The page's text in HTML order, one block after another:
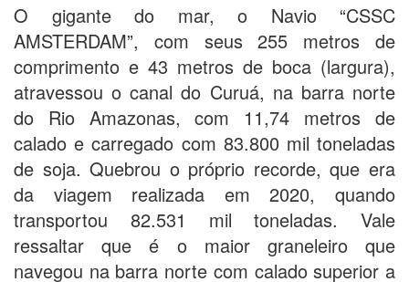
O gigante do mar, o Navio “CSSC
AMSTERDAM”, com seus 255 metros de
comprimento e 43 metros de boca (largura),
atravessou o canal do Curuá, na barra norte
do Rio Amazonas, com 11,74 metros de
calado e carregado com 83.800 mil toneladas
de soja. Quebrou o próprio recorde, que era
da viagem realizada em 2020, quando
transportou 82.531 mil toneladas. Vale
ressaltar que é o maior graneleiro que
navegou na barra norte com calado superior a